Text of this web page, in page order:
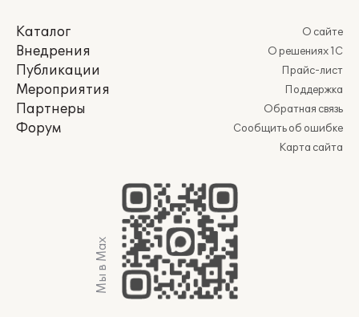
Каталог
Внедрения
Публикации
Мероприятия
Партнеры
Форум
О сайте
О решениях 1С
Прайс-лист
Поддержка
Обратная связь
Сообщить об ошибке
Карта сайта
Мы в Max